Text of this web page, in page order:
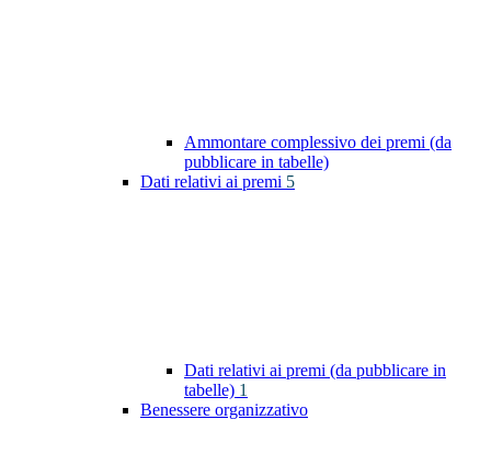
Ammontare complessivo dei premi (da
pubblicare in tabelle)
Dati relativi ai premi 5
Dati relativi ai premi (da pubblicare in
tabelle) 1
Benessere organizzativo